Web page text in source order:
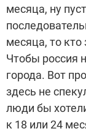
месяца, ну
месяца, то кто
Чтобы россия
города. Вот
здесь не
люди бы
к 18 или 24